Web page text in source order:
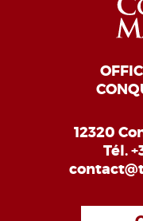
12320
Tél.